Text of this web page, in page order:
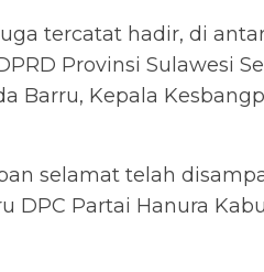
tercatat hadir, di
Provinsi Sulawesi
Barru, Kepala
selamat telah
DPC Partai Hanura